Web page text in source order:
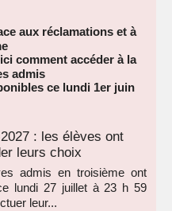
aux réclamations et à
comment accéder à la
admis
ce lundi 1er juin
: les élèves ont
leurs choix
admis en troisième ont
lundi 27 juillet à 23 h 59
leur...